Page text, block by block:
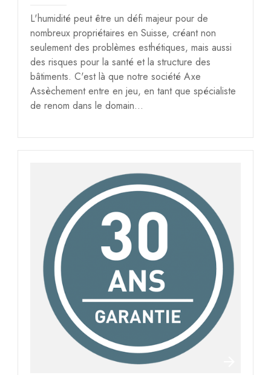
L'humidité peut être un défi majeur pour de
nombreux propriétaires en Suisse, créant non
seulement des problèmes esthétiques, mais aussi
des risques pour la santé et la structure des
bâtiments. C'est là que notre société Axe
Assèchement entre en jeu, en tant que spécialiste
de renom dans le domain...